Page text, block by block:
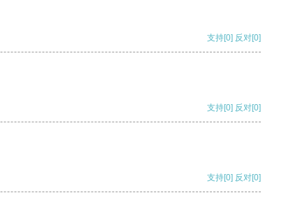
支持[0] 反对[0]
支持[0] 反对[0]
支持[0] 反对[0]